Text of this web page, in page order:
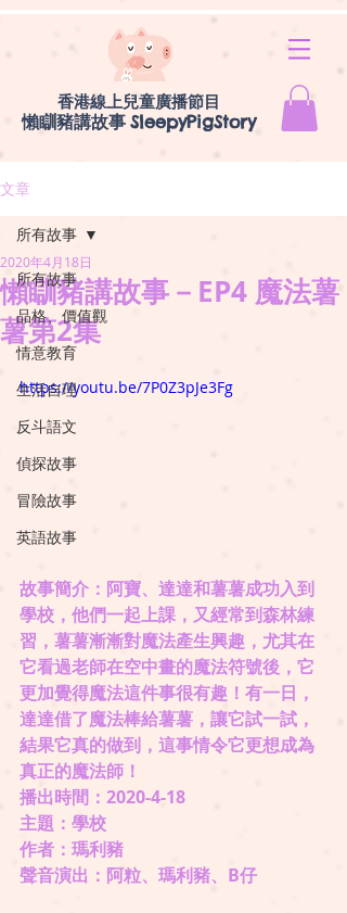
香港線上兒童廣播節目
懶瞓豬講故事 SleepyPigStory
文章
所有故事
品格、價值觀
情意教育
生活自理
反斗語文
偵探故事
冒險故事
英語故事
所有故事
懶瞓豬講故事－EP4 魔法薯
薯第2集
2020年4月18日
https://youtu.be/7P0Z3pJe3Fg
故事簡介：阿寶、達達和薯薯成功入到
學校，他們一起上課，又經常到森林練
習，薯薯漸漸對魔法產生興趣，尤其在
它看過老師在空中畫的魔法符號後，它
更加覺得魔法這件事很有趣！有一日，
達達借了魔法棒給薯薯，讓它試一試，
結果它真的做到，這事情令它更想成為
真正的魔法師！
播出時間：2020-4-18
主題：學校
作者：瑪利豬
聲音演出：阿粒、瑪利豬、B仔